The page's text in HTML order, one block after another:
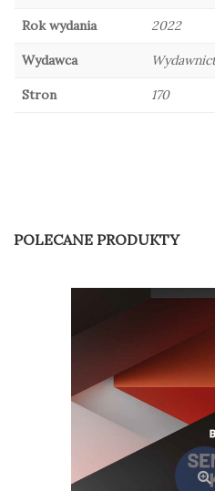
Rok wydania 2022
Wydawca
Stron 170
POLECANE PRODUKTY